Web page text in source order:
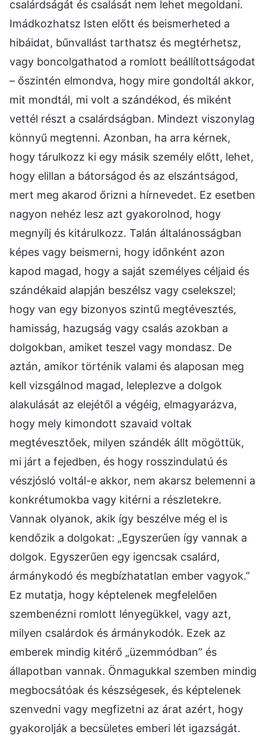
csalárdságát és csalását nem lehet megoldani.
Imádkozhatsz Isten előtt és beismerheted a
hibáidat, bűnvallást tarthatsz és megtérhetsz,
vagy boncolgathatod a romlott beállítottságodat
– őszintén elmondva, hogy mire gondoltál akkor,
mit mondtál, mi volt a szándékod, és miként
vettél részt a csalárdságban. Mindezt viszonylag
könnyű megtenni. Azonban, ha arra kérnek,
hogy tárulkozz ki egy másik személy előtt, lehet,
hogy elillan a bátorságod és az elszántságod,
mert meg akarod őrizni a hírnevedet. Ez esetben
nagyon nehéz lesz azt gyakorolnod, hogy
megnyílj és kitárulkozz. Talán általánosságban
képes vagy beismerni, hogy időnként azon
kapod magad, hogy a saját személyes céljaid és
szándékaid alapján beszélsz vagy cselekszel;
hogy van egy bizonyos szintű megtévesztés,
hamisság, hazugság vagy csalás azokban a
dolgokban, amiket teszel vagy mondasz. De
aztán, amikor történik valami és alaposan meg
kell vizsgálnod magad, leleplezve a dolgok
alakulását az elejétől a végéig, elmagyarázva,
hogy mely kimondott szavaid voltak
megtévesztőek, milyen szándék állt mögöttük,
mi járt a fejedben, és hogy rosszindulatú és
vészjósló voltál-e akkor, nem akarsz belemenni a
konkrétumokba vagy kitérni a részletekre.
Vannak olyanok, akik így beszélve még el is
kendőzik a dolgokat: „Egyszerűen így vannak a
dolgok. Egyszerűen egy igencsak csalárd,
ármánykodó és megbízhatatlan ember vagyok.”
Ez mutatja, hogy képtelenek megfelelően
szembenézni romlott lényegükkel, vagy azt,
milyen csalárdok és ármánykodók. Ezek az
emberek mindig kitérő „üzemmódban” és
állapotban vannak. Önmagukkal szemben mindig
megbocsátóak és készségesek, és képtelenek
szenvedni vagy megfizetni az árat azért, hogy
gyakorolják a becsületes emberi lét igazságát.